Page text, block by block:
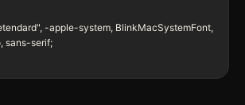
sans-serif;